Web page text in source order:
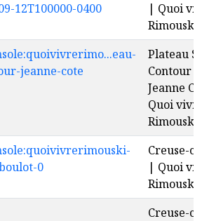
12T100000-0400
| Quoi
Rimouski
jeanne-cote
Plateau
Contour |
Jeanne
Quoi
Rimouski
0
Creuse-
| Quoi
Rimouski
Creuse-